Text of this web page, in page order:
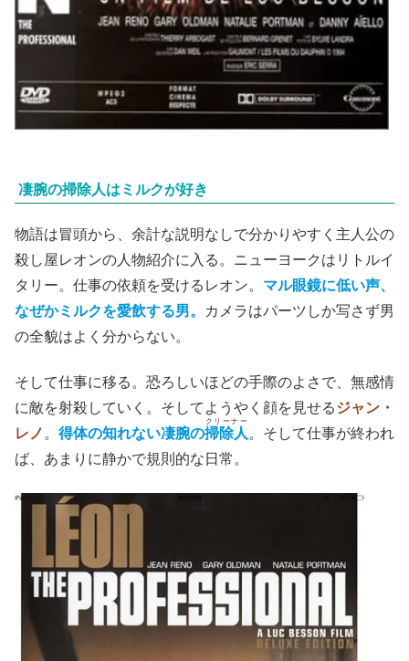
凄腕の掃除人はミルクが好き
物語は冒頭から、余計な説明なしで分かりやすく主人公の
殺し屋レオンの人物紹介に入る。ニューヨークはリトルイ
タリー。仕事の依頼を受けるレオン。 マル眼鏡に低い声、
なぜかミルクを愛飲する男。
カメラはパーツしか写さず男
の全貌はよく分からない。
そして仕事に移る。恐ろしいほどの手際のよさで、無感情
に敵を射殺していく。そしてようやく顔を見せるジャン・
レノ 。 得体の知れない凄腕の掃除人
クリーナー
。そして仕事が終われ
ば、あまりに静かで規則的な日常。